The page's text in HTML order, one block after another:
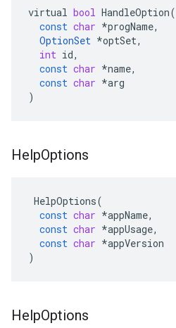
virtual bool HandleOption(
const char *progName,
OptionSet *optSet,
int id,
const char *name,
const char *arg
)
HelpOptions
HelpOptions(
const char *appName,
const char *appUsage,
const char *appVersion
)
HelpOptions